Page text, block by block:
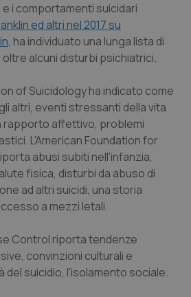
i comportamenti suicidari
ed altri nel 2017 su
, ha individuato una lunga lista di
alcuni disturbi psichiatrici.
of Suicidology ha indicato come
altri, eventi stressanti della vita
rapporto affettivo, problemi
L'American Foundation for
abusi subiti nell'infanzia,
fisica, disturbi da abuso di
ad altri suicidi, una storia
a mezzi letali.
Control riporta tendenze
convinzioni culturali e
del suicidio, l'isolamento sociale.